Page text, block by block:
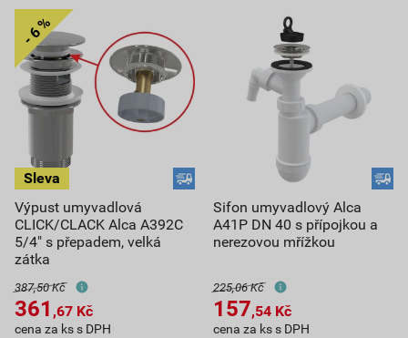
Výpust umyvadlová
CLICK/CLACK Alca A392C
5/4" s přepadem, velká
zátka
387,50 Kč
361 ,67 Kč
cena za ks s DPH
Sifon umyvadlový Alca
A41P DN 40 s přípojkou a
nerezovou mřížkou
225,06 Kč
157,54 Kč
cena za ks s DPH